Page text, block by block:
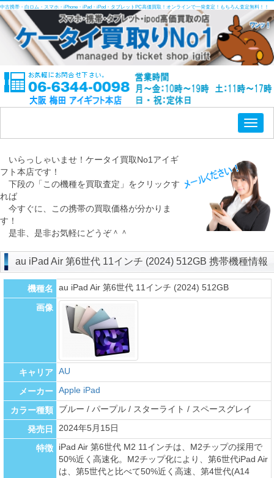
中古携帯・白ロム・スマホ・iPhone・iPad・iPod・タブレットPC高価買取！オンラインで一発査定！もちろん査定無料！！
いらっしゃいませ！ケータイ買取No1アイギ
フト本店です！
下段の「この機種を買取査定」をクリックす
れば
今すぐに、この携帯の買取価格が分かりま
す！
是非、是非お気軽にどうぞ＾＾
au iPad Air 第6世代 11インチ (2024) 512GB 携帯機種情報
機種名 au iPad Air 第6世代 11インチ (2024) 512GB
画像
キャリア AU
メーカー Apple iPad
カラー種類 ブルー / パープル / スターライト / スペースグレイ
発売日 2024年5月15日
特徴
iPad Air 第6世代 M2 11インチは、M2チップの採用で
50%近く高速化。M2チップ化により、第6世代iPad Air
は、第5世代と比べて50%近く高速、第4世代(A14